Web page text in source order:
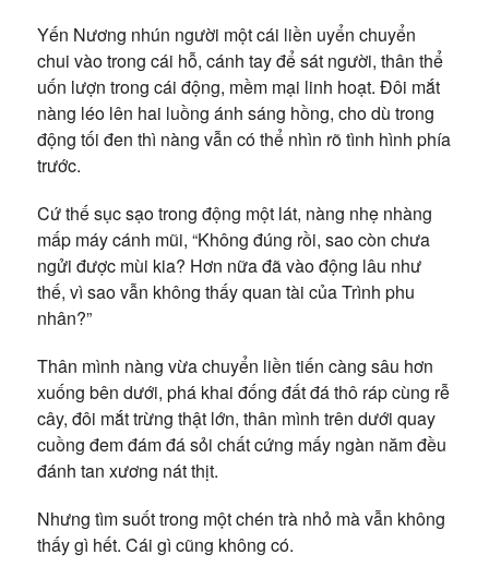
Yến Nương nhún người một cái liền uyển chuyển
chui vào trong cái hỗ, cánh tay để sát người, thân thể
uốn lượn trong cái động, mềm mại linh hoạt. Đôi mắt
nàng léo lên hai luồng ánh sáng hồng, cho dù trong
động tối đen thì nàng vẫn có thể nhìn rõ tình hình phía
trước.
Cứ thế sục sạo trong động một lát, nàng nhẹ nhàng
mấp máy cánh mũi, “Không đúng rồi, sao còn chưa
ngửi được mùi kia? Hơn nữa đã vào động lâu như
thế, vì sao vẫn không thấy quan tài của Trình phu
nhân?”
Thân mình nàng vừa chuyển liền tiến càng sâu hơn
xuống bên dưới, phá khai đống đất đá thô ráp cùng rễ
cây, đôi mắt trừng thật lớn, thân mình trên dưới quay
cuồng đem đám đá sỏi chất cứng mấy ngàn năm đều
đánh tan xương nát thịt.
Nhưng tìm suốt trong một chén trà nhỏ mà vẫn không
thấy gì hết. Cái gì cũng không có.